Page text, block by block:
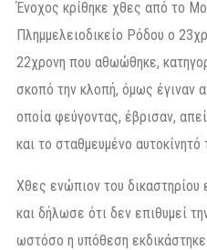
Ένοχος κρίθηκε χθες από το
Πλημμελειοδικείο Ρόδου ο
22χρονη που αθωώθηκε,
σκοπό την κλοπή, όμως έγιναν
οποία φεύγοντας, έβρισαν,
και το σταθμευμένο αυτοκίνητό
Χθες ενώπιον του
και δήλωσε ότι δεν επιθυμεί
ωστόσο η υπόθεση